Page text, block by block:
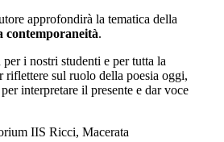
approfondirà la tematica della
contemporaneità.
per i nostri studenti e per tutta la
riflettere sul ruolo della poesia oggi,
interpretare il presente e dar voce
IIS Ricci, Macerata